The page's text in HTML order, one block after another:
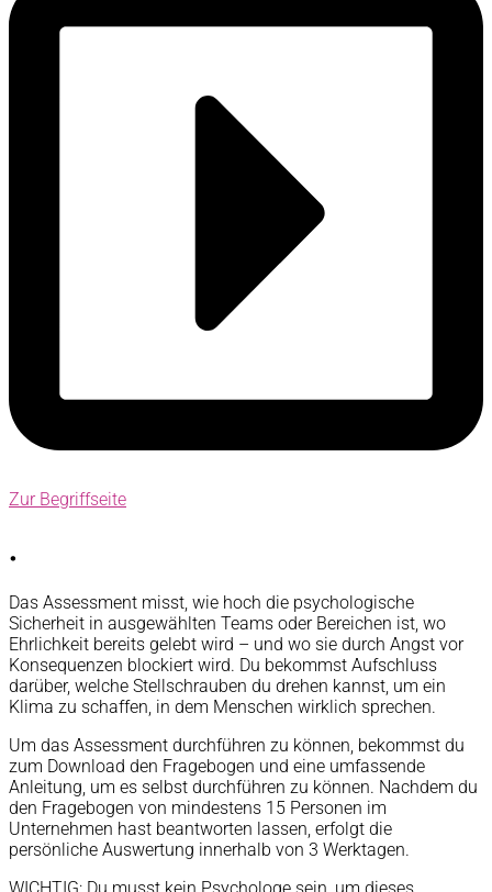
Zur Begriffseite
.
Das Assessment misst, wie hoch die psychologische
Sicherheit in ausgewählten Teams oder Bereichen ist, wo
Ehrlichkeit bereits gelebt wird – und wo sie durch Angst vor
Konsequenzen blockiert wird. Du bekommst Aufschluss
darüber, welche Stellschrauben du drehen kannst, um ein
Klima zu schaffen, in dem Menschen wirklich sprechen.
Um das Assessment durchführen zu können, bekommst du
zum Download den Fragebogen und eine umfassende
Anleitung, um es selbst durchführen zu können. Nachdem du
den Fragebogen von mindestens 15 Personen im
Unternehmen hast beantworten lassen, erfolgt die
persönliche Auswertung innerhalb von 3 Werktagen.